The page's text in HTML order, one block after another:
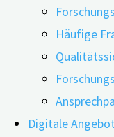
Häufige
Digitale
24.06.2026
Mit einem
auf dem Ersten
vertreten, der am
stattfand.